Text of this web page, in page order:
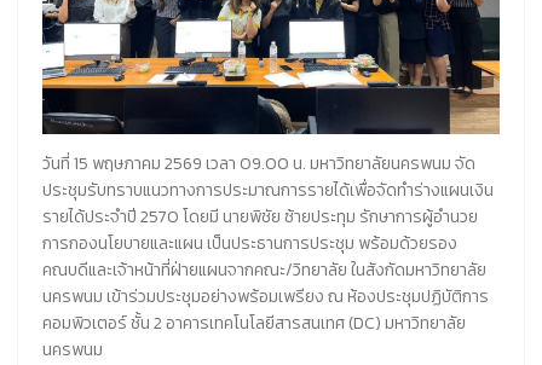
วันที่ 15 พฤษภาคม 2569 เวลา 09.00 น. มหาวิทยาลัยนครพนม จัด
ประชุมรับทราบแนวทางการประมาณการรายได้เพื่อจัดทำร่างแผนเงิน
รายได้ประจำปี 2570 โดยมี นายพิชัย ซ้ายประทุม รักษาการผู้อำนวย
การกองนโยบายและแผน เป็นประธานการประชุม พร้อมด้วยรอง
คณบดีและเจ้าหน้าที่ฝ่ายแผนจากคณะ/วิทยาลัย ในสังกัดมหาวิทยาลัย
นครพนม เข้าร่วมประชุมอย่างพร้อมเพรียง ณ ห้องประชุมปฏิบัติการ
คอมพิวเตอร์ ชั้น 2 อาคารเทคโนโลยีสารสนเทศ (DC) มหาวิทยาลัย
นครพนม